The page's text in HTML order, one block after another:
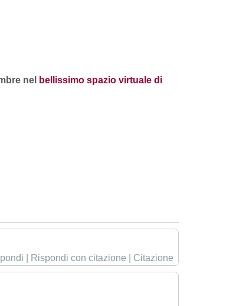
nel
bellissimo spazio virtuale di
Rispondi con citazione Citazione